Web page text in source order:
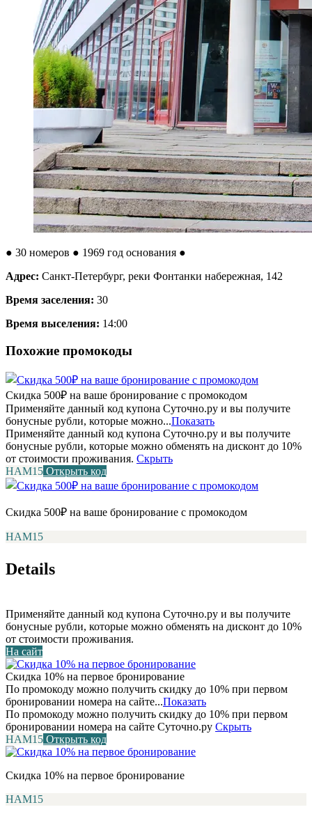
● 30 номеров ● 1969 год основания ●
Адрес: Санкт-Петербург, реки Фонтанки набережная, 142
Время заселения: 30
Время выселения: 14:00
Похожие промокоды
Скидка 500₽ на ваше бронирование с промокодом
Применяйте данный код купона Суточно.ру и вы получите
бонусные рубли, которые можно...Показать
Применяйте данный код купона Суточно.ру и вы получите
бонусные рубли, которые можно обменять на дисконт до 10%
от стоимости проживания. Скрыть
НАМ15 Открыть код
Скидка 500₽ на ваше бронирование с промокодом
НАМ15
Details
Применяйте данный код купона Суточно.ру и вы получите
бонусные рубли, которые можно обменять на дисконт до 10%
от стоимости проживания.
На сайт
Скидка 10% на первое бронирование
По промокоду можно получить скидку до 10% при первом
бронировании номера на сайте...Показать
По промокоду можно получить скидку до 10% при первом
бронировании номера на сайте Суточно.ру Скрыть
НАМ15 Открыть код
Скидка 10% на первое бронирование
НАМ15